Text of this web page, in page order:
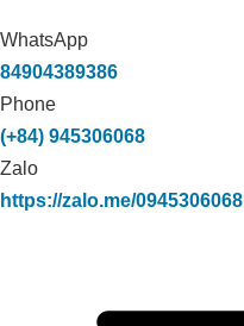
WhatsApp
84904389386
Phone
(+84) 945306068
Zalo
https://zalo.me/0945306068